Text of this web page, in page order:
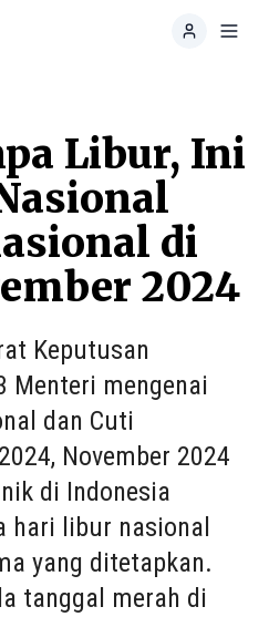
Libur, Ini
di
2024
Keputusan
Menteri mengenai
dan Cuti
November 2024
di Indonesia
hari libur nasional
yang ditetapkan.
tanggal merah di